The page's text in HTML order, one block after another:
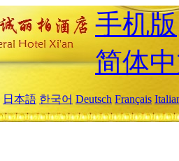
手机版
简体
日本語 한국어 Deutsch Français